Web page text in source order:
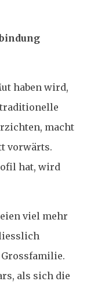
haben wird,
macht
vorwärts.
hat, wird
viel mehr
als sich die